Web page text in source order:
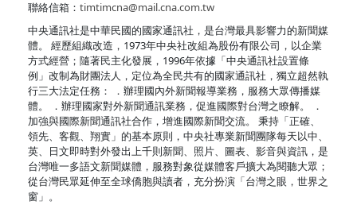
聯絡信箱： timtimcna@mail.cna.com.tw
中央通訊社是中華民國的國家通訊社，是台灣最具影響力的新聞媒
體。 經歷組織改造，1973年中央社改組為股份有限公司，以企業
方式經營；隨著民主化發展，1996年依據「中央通訊社設置條
例」改制為財團法人，定位為全民共有的國家通訊社，獨立超然執
行三大法定任務： ．辦理國內外新聞報導業務，服務大眾傳播媒
體。 ．辦理國家對外新聞通訊業務，促進國際對台灣之瞭解。 ．
加強與國際新聞通訊社合作，增進國際新聞交流。 秉持「正確、
領先、客觀、翔實」的基本原則，中央社專業新聞團隊每天以中、
英、日文即時對外發出上千則新聞、照片、圖表、影音與資訊，是
台灣唯一多語文新聞媒體，服務對象從媒體客戶擴大為閱聽大眾；
從台灣民眾延伸至全球僑胞與讀者，充分扮演「台灣之眼，世界之
窗」。